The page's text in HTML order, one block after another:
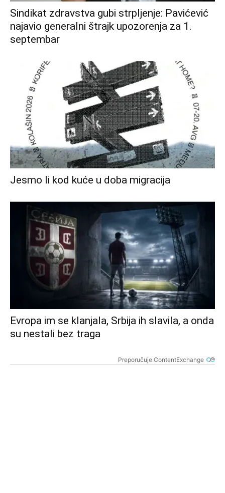
Sindikat zdravstva gubi strpljenje: Pavićević
najavio generalni štrajk upozorenja za 1.
septembar
Jesmo li kod kuće u doba migracija
Evropa im se klanjala, Srbija ih slavila, a onda
su nestali bez traga
Preporučuje ContentExchange